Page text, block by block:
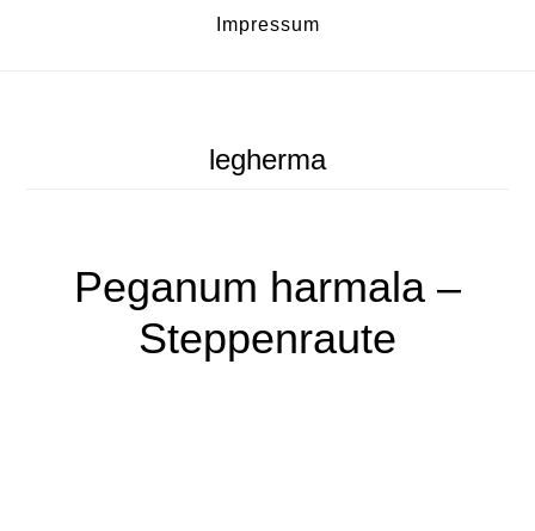
Impressum
legherma
Peganum harmala –
Steppenraute